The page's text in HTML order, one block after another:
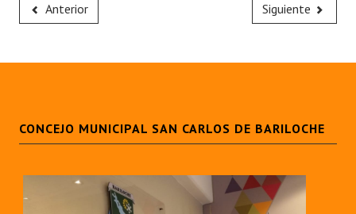
Anterior Siguiente
CONCEJO MUNICIPAL SAN CARLOS DE BARILOCHE